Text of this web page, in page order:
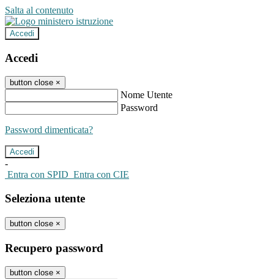
Salta al contenuto
Accedi
Accedi
button close ×
Nome Utente
Password
Password dimenticata?
-
Entra con SPID Entra con CIE
Seleziona utente
button close ×
Recupero password
button close ×